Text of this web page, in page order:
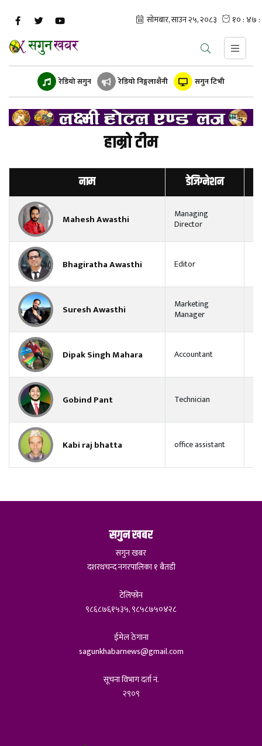
रेडियो सगुन रेडियो निङ्गलाशैनी सगुन टिभी
हाम्रो टीम
नाम डेजिग्नेशन
Mahesh Awasthi Managing
Director
Bhagiratha Awasthi Editor
Suresh Awasthi Marketing
Manager
Dipak Singh Mahara Accountant
Gobind Pant Technician
Kabi raj bhatta office assistant
सगुन खबर
सगुन खबर
दशरथचन्द नगरपालिका १ बैतडी
टेलिफोन
९८६८७६१५३५, ९८५८७५०४२८
ईमेल ठेगाना
sagunkhabarnews@gmail.com
सूचना विभाग दर्ता नं.
२९०९